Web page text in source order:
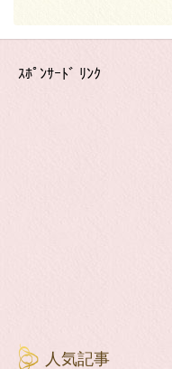
ｽﾎﾟﾝｻｰﾄﾞ ﾘﾝｸ
人気記事